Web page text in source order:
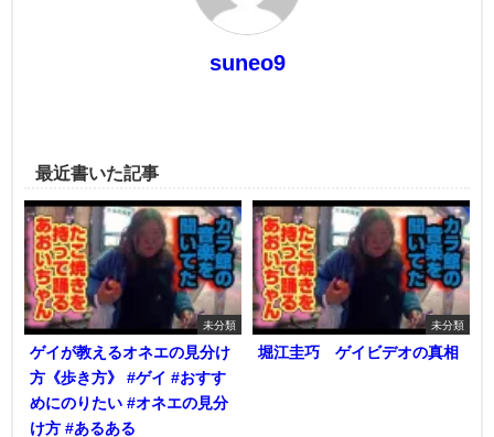
suneo9
最近書いた記事
未分類
ゲイが教えるオネエの見分け
方《歩き方》 #ゲイ #おすす
めにのりたい #オネエの見分
け方 #あるある
未分類
堀江圭巧 ゲイビデオの真相